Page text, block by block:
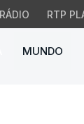
RÁDIO RTP
MUNDO